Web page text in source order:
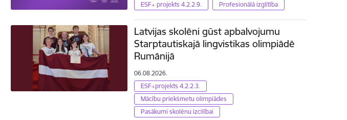
ESF+ projekts 4.2.2.9.
Profesionālā izglītība
Latvijas skolēni gūst apbalvojumu
Starptautiskajā lingvistikas olimpiādē
Rumānijā
06.08.2026.
ESF+projekts 4.2.2.3.
Mācību priekšmetu olimpiādes
Pasākumi skolēnu izcilībai